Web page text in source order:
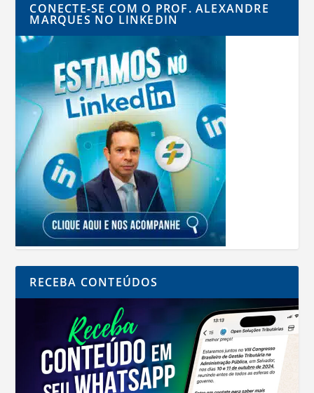
CONECTE-SE COM O PROF. ALEXANDRE
MARQUES NO LINKEDIN
RECEBA CONTEÚDOS